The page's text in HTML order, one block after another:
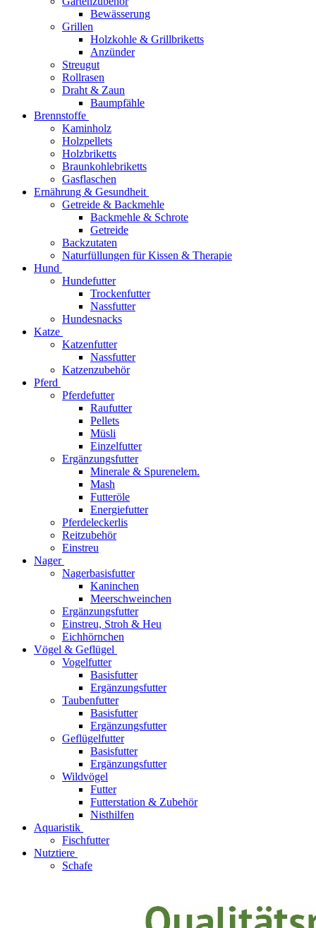
Bewässerung
Grillen
Holzkohle & Grillbriketts
Anzünder
Streugut
Rollrasen
Draht & Zaun
Baumpfähle
Brennstoffe
Kaminholz
Holzpellets
Holzbriketts
Braunkohlebriketts
Gasflaschen
Ernährung & Gesundheit
Getreide & Backmehle
Backmehle & Schrote
Getreide
Backzutaten
Naturfüllungen für Kissen & Therapie
Hund
Hundefutter
Trockenfutter
Nassfutter
Hundesnacks
Katze
Katzenfutter
Nassfutter
Katzenzubehör
Pferd
Pferdefutter
Raufutter
Pellets
Müsli
Einzelfutter
Ergänzungsfutter
Minerale & Spurenelem.
Mash
Futteröle
Energiefutter
Pferdeleckerlis
Reitzubehör
Einstreu
Nager
Nagerbasisfutter
Kaninchen
Meerschweinchen
Ergänzungsfutter
Einstreu, Stroh & Heu
Eichhörnchen
Vögel & Geflügel
Vogelfutter
Basisfutter
Ergänzungsfutter
Taubenfutter
Basisfutter
Ergänzungsfutter
Geflügelfutter
Basisfutter
Ergänzungsfutter
Wildvögel
Futter
Futterstation & Zubehör
Nisthilfen
Aquaristik
Fischfutter
Nutztiere
Schafe